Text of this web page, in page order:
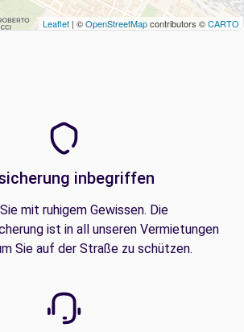
Leaflet | ©OpenStreetMapcontributors ©CARTO
inbegriffen
mit ruhigem Gewissen. Die
ist in all unseren Vermietungen
Sie auf der Straße zu schützen.